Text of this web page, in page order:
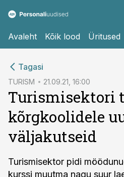
Avaleht Kõik lood Üritused
Tagasi
TURISM 21.09.21, 16:00
Turismisektori
kõrgkoolidele
väljakutseid
Turismisektor pidi
kurssi muutma nagu suur